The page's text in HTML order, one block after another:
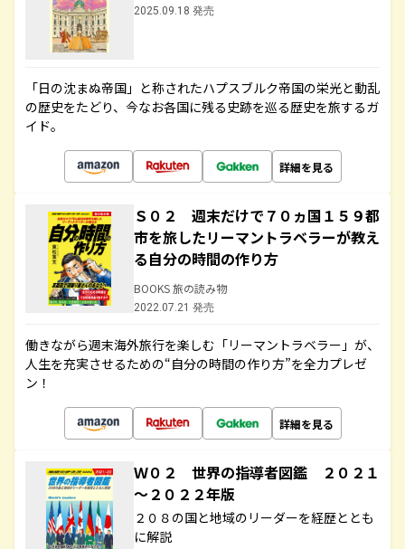
2025.09.18 発売
「日の沈まぬ帝国」と称されたハプスブルク帝国の栄光と動乱
の歴史をたどり、今なお各国に残る史跡を巡る歴史を旅するガ
イド。
詳細を見る
Ｓ０２ 週末だけで７０ヵ国１５９都
市を旅したリーマントラベラーが教え
る自分の時間の作り方
BOOKS 旅の読み物
2022.07.21 発売
働きながら週末海外旅行を楽しむ「リーマントラベラー」が、
人生を充実させるための“自分の時間の作り方”を全力プレゼ
ン！
詳細を見る
Ｗ０２ 世界の指導者図鑑 ２０２１
～２０２２年版
２０８の国と地域のリーダーを経歴ととも
に解説